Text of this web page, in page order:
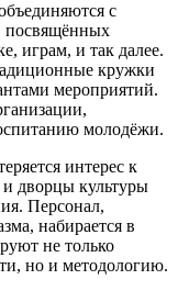
с
посвящённых
играм, и так далее.
кружки
мероприятий.
молодёжи.
интерес к
дворцы культуры
Персонал,
набирается в
не только
но и методологию.